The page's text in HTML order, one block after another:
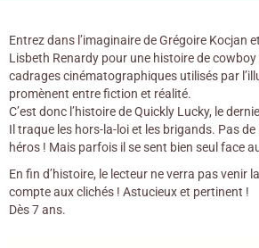
Entrez dans l’imaginaire de Grégoire Kocjan
Lisbeth Renardy pour une histoire de cowboy
cadrages cinématographiques utilisés par
promènent entre fiction et réalité.
C’est donc l’histoire de Quickly Lucky, le
Il traque les hors-la-loi et les brigands. Pas
héros ! Mais parfois il se sent bien seul face
En fin d’histoire, le lecteur ne verra pas venir
compte aux clichés ! Astucieux et pertinent !
Dès 7 ans.